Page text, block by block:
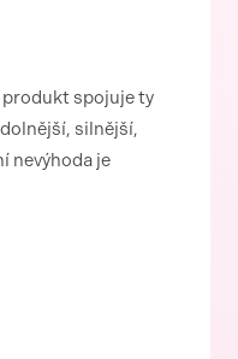
produkt spojuje ty
silnější,
nevýhoda je